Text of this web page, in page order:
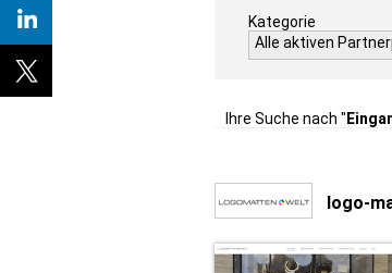
Kategorie
Alle aktiven
Ihre Suche nach "
logo-